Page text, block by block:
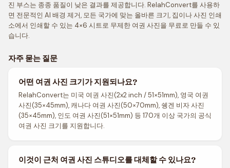
진 부스는 종종 품질이 낮은 결과를 제공합니다. RelahConvert를 사용하
면 전문적인 AI 배경 제거, 모든 국가에 맞는 올바른 크기, 집이나 사진 인쇄
소에서 인쇄할 수 있는 4×6 시트로 무제한 여권 사진을 무료로 만들 수 있
습니다.
자주 묻는 질문
어떤 여권 사진 크기가 지원되나요?
RelahConvert는 미국 여권 사진(2x2 inch / 51×51mm), 영국 여권
사진(35×45mm), 캐나다 여권 사진(50×70mm), 쉥겐 비자 사진
(35×45mm), 인도 여권 사진(51×51mm) 등 170개 이상 국가의 공식
여권 사진 크기를 지원합니다.
이것이 근처 여권 사진 스튜디오를 대체할 수 있나요?